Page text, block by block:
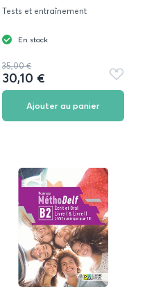
Tests et entraînement
En stock
35,00 €
30,10 €
Ajouter
aux
Ajouter au panier